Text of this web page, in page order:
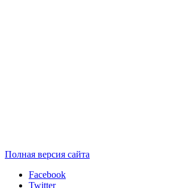
Полная версия сайта
Facebook
Twitter